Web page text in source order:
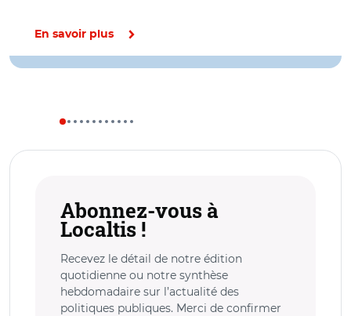
En savoir plus
Abonnez-vous à
Localtis !
Recevez le détail de notre édition
quotidienne ou notre synthèse
hebdomadaire sur l’actualité des
politiques publiques. Merci de confirmer